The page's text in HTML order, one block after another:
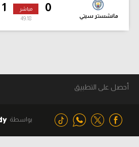
0
مانشستر سيتي
1 مباشر
49:20
أحصل على التطبيق
بواسطة